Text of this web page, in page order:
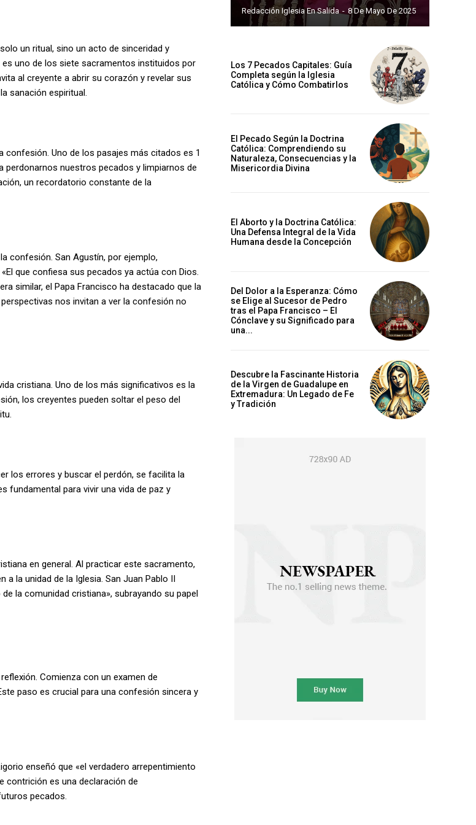
un ritual, sino un acto de sinceridad y
uno de los siete sacramentos instituidos por
al creyente a abrir su corazón y revelar sus
sanación espiritual.
Uno de los pasajes más citados es 1
perdonarnos nuestros pecados y limpiarnos de
un recordatorio constante de la
confesión. San Agustín, por ejemplo,
que confiesa sus pecados ya actúa con Dios.
similar, el Papa Francisco ha destacado que la
nos invitan a ver la confesión no
cristiana. Uno de los más significativos es la
los creyentes pueden soltar el peso del
los errores y buscar el perdón, se facilita la
fundamental para vivir una vida de paz y
en general. Al practicar este sacramento,
la unidad de la Iglesia. San Juan Pablo II
la comunidad cristiana», subrayando su papel
Comienza con un examen de
paso es crucial para una confesión sincera y
enseñó que «el verdadero arrepentimiento
contrición es una declaración de
pecados.
Redacción Iglesia En Salida - 8 De Mayo De 2025
Los 7 Pecados Capitales: Guía
Completa según la Iglesia
Católica y Cómo Combatirlos
El Pecado Según la Doctrina
Católica: Comprendiendo su
Naturaleza, Consecuencias y la
Misericordia Divina
El Aborto y la Doctrina Católica:
Una Defensa Integral de la Vida
Humana desde la Concepción
Del Dolor a la Esperanza: Cómo
se Elige al Sucesor de Pedro
tras el Papa Francisco – El
Cónclave y su Significado para
una...
Descubre la Fascinante Historia
de la Virgen de Guadalupe en
Extremadura: Un Legado de Fe
y Tradición